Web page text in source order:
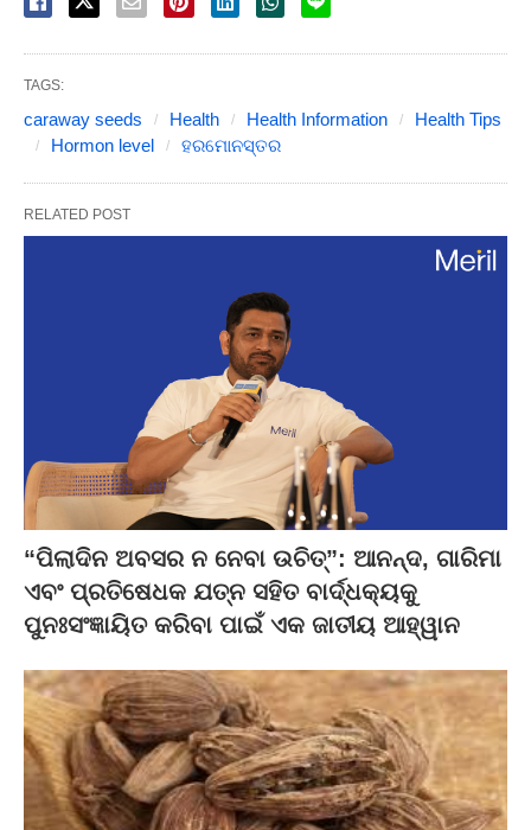
TAGS:
caraway seeds Health Health Information
Health Tips
Hormon level
ହରମୋନସ୍ତର
RELATED POST
“ପିଲାଦିନ ଅବସର ନ ନେବା ଉଚିତ୍”: ଆନନ୍ଦ, ଗାରିମା
ଏବଂ ପ୍ରତିଷେଧକ ଯତ୍ନ ସହିତ ବାର୍ଦ୍ଧକ୍ୟକୁ
ପୁନଃସଂଜ୍ଞାୟିତ କରିବା ପାଇଁ ଏକ ଜାତୀୟ ଆହ୍ୱାନ